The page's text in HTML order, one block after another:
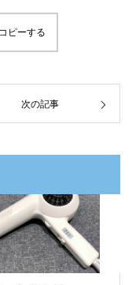
ピーする
次の記事